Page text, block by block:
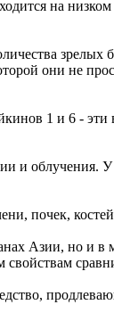
на
они не
1 и 6 - эти
и облучения.
почек,
Азии, но и